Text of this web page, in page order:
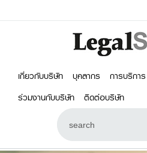
เกี่ยวกับบริษัท บุคลากร การบริการ
ร่วมงานกับบริษัท
ติดต่อบริษัท